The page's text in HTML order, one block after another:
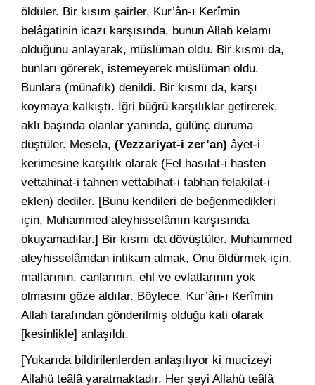
öldüler. Bir kısım şairler, Kur’ân-ı Kerîmin
belâgatinin icazı karşısında, bunun Allah kelamı
olduğunu anlayarak, müslüman oldu. Bir kısmı da,
bunları görerek, istemeyerek müslüman oldu.
Bunlara (münafık) denildi. Bir kısmı da, karşı
koymaya kalkıştı. İğri büğrü karşılıklar getirerek,
aklı başında olanlar yanında, gülünç duruma
düştüler. Mesela, (Vezzariyat-i zer’an) âyet-i
kerimesine karşılık olarak (Fel hasılat-i hasten
vettahinat-i tahnen vettabihat-i tabhan felakilat-i
eklen) dediler. [Bunu kendileri de beğenmedikleri
için, Muhammed aleyhisselâmın karşısında
okuyamadılar.] Bir kısmı da dövüştüler. Muhammed
aleyhisselâmdan intikam almak, Onu öldürmek için,
mallarının, canlarının, ehl ve evlatlarının yok
olmasını göze aldılar. Böylece, Kur’ân-ı Kerîmin
Allah tarafından gönderilmiş olduğu kati olarak
[kesinlikle] anlaşıldı.
[Yukarıda bildirilenlerden anlaşılıyor ki mucizeyi
Allahü teâlâ yaratmaktadır. Her şeyi Allahü teâlâ